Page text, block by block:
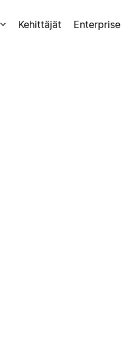
Kehittäjät Enterprise